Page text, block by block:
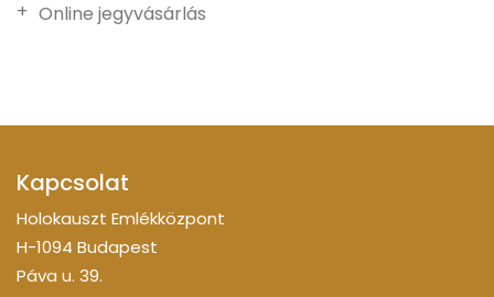
Online jegyvásárlás
Kapcsolat
Holokauszt Emlékközpont
H-1094 Budapest
Páva u. 39.